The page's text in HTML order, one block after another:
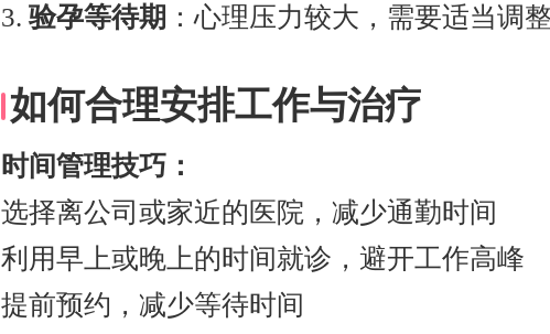
3.验孕等待期 ：心理压力较大，需要适当调
如何合理安排工作与治疗
时间管理技巧：
选择离公司或家近的医院，减少通勤时间
利用早上或晚上的时间就诊，避开工作高峰
提前预约，减少等待时间